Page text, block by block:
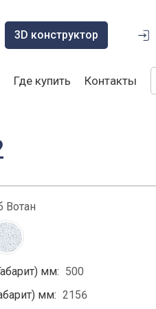
3D конструктор
Где купить Контакты
Вотан
мм: 500
мм: 2156